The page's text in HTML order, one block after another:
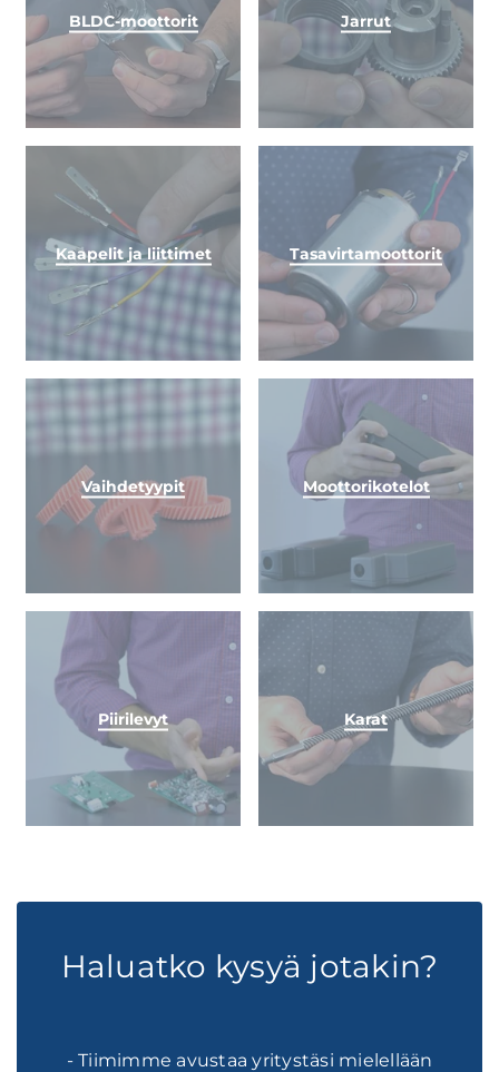
BLDC-moottorit Jarrut
Kaapelit ja liittimet Tasavirtamoottorit
Vaihdetyypit Moottorikotelot
Piirilevyt Karat
Haluatko kysyä jotakin?
- Tiimimme avustaa yritystäsi mielellään